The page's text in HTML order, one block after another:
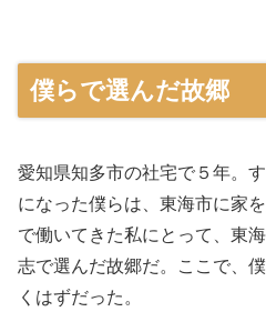
僕らで選んだ故郷
愛知県知多市の社宅で５年。
になった僕らは、東海市に家
で働いてきた私にとって、東
志で選んだ故郷だ。ここで、
くはずだった。